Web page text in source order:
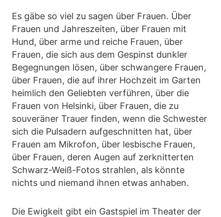
Es gäbe so viel zu sagen über Frauen. Über
Frauen und Jahreszeiten, über Frauen mit
Hund, über arme und reiche Frauen, über
Frauen, die sich aus dem Gespinst dunkler
Begegnungen lösen, über schwangere Frauen,
über Frauen, die auf ihrer Hochzeit im Garten
heimlich den Geliebten verführen, über die
Frauen von Helsinki, über Frauen, die zu
souveräner Trauer finden, wenn die Schwester
sich die Pulsadern aufgeschnitten hat, über
Frauen am Mikrofon, über lesbische Frauen,
über Frauen, deren Augen auf zerknitterten
Schwarz-Weiß-Fotos strahlen, als könnte
nichts und niemand ihnen etwas anhaben.
Die Ewigkeit gibt ein Gastspiel im Theater der